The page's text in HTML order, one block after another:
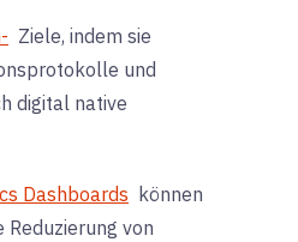
Ziele, indem sie
und
digital native
Dashboards können
Reduzierung von